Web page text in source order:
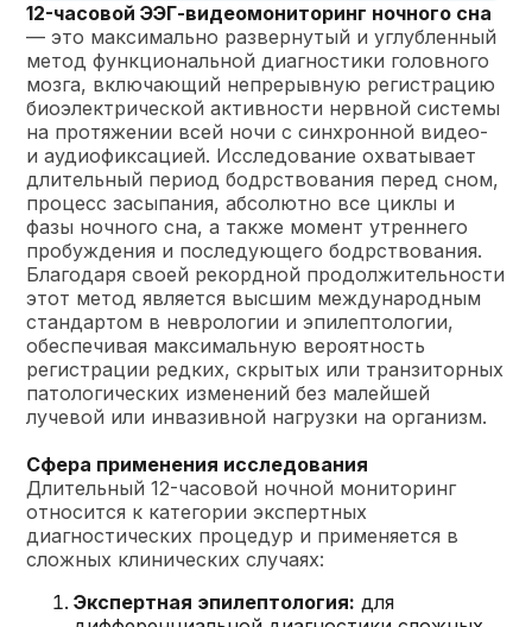
12-часовой ЭЭГ-видеомониторинг ночного сна
— это максимально развернутый и углубленный
метод функциональной диагностики головного
мозга, включающий непрерывную регистрацию
биоэлектрической активности нервной системы
на протяжении всей ночи с синхронной видео-
и аудиофиксацией. Исследование охватывает
длительный период бодрствования перед сном,
процесс засыпания, абсолютно все циклы и
фазы ночного сна, а также момент утреннего
пробуждения и последующего бодрствования.
Благодаря своей рекордной продолжительности
этот метод является высшим международным
стандартом в неврологии и эпилептологии,
обеспечивая максимальную вероятность
регистрации редких, скрытых или транзиторных
патологических изменений без малейшей
лучевой или инвазивной нагрузки на организм.
Сфера применения исследования
Длительный 12-часовой ночной мониторинг
относится к категории экспертных
диагностических процедур и применяется в
сложных клинических случаях:
Экспертная эпилептология: для